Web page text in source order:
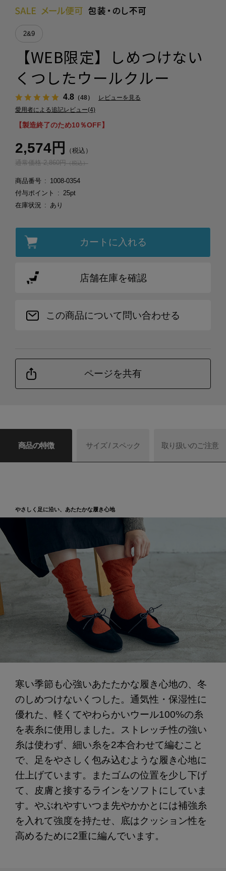
2&9
【WEB限定】しめつけない
くつしたウールクルー
4.8（48）
レビューを見る
愛用者による追記レビュー(4)
【製造終了のため10％OFF】
2,574円
（税込）
通常価格 2,860円（税込）
商品番号
1008-0354
付与ポイント
25pt
在庫状況
あり
カートに入れる
店舗在庫を確認
この商品について問い合わせる
ページを共有
商品の特徴 サイズ / スペック 取り扱いのご注意
やさしく足に沿い、あたたかな履き心地
寒い季節も心強いあたたかな履き心地の、冬
のしめつけないくつした。通気性・保湿性に
優れた、軽くてやわらかいウール100%の糸
を表糸に使用しました。ストレッチ性の強い
糸は使わず、細い糸を2本合わせて編むこと
で、足をやさしく包み込むような履き心地に
仕上げています。またゴムの位置を少し下げ
て、皮膚と接するラインをソフトにしていま
す。やぶれやすいつま先やかかとには補強糸
を入れて強度を持たせ、底はクッション性を
高めるために2重に編んでいます。